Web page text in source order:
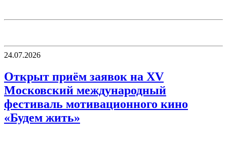
24.07.2026
Открыт приём заявок на ХV
Московский международный
фестиваль мотивационного кино
«Будем жить»